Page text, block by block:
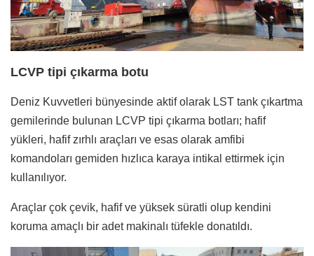
LCVP tipi çıkarma botu
Deniz Kuvvetleri bünyesinde aktif olarak LST tank çıkartma
gemilerinde bulunan LCVP tipi çıkarma botları; hafif
yükleri, hafif zırhlı araçları ve esas olarak amfibi
komandoları gemiden hızlıca karaya intikal ettirmek için
kullanılıyor.
Araçlar çok çevik, hafif ve yüksek süratli olup kendini
koruma amaçlı bir adet makinalı tüfekle donatıldı.